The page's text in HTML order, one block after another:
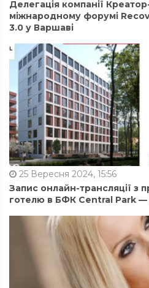
Делегація компанії
міжнародному форумі
3.0 у Варшаві
25 Вересня 2024, 15:56
Запис онлайн-трансляції з
готелю в БФК Central Park —